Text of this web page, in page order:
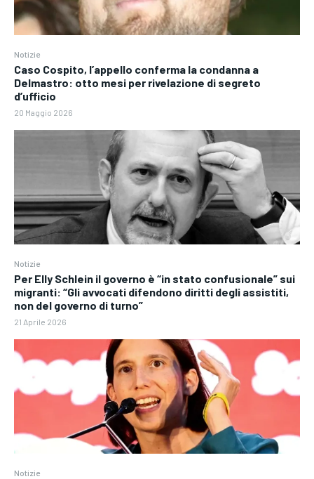
Notizie
Caso Cospito, l’appello conferma la condanna a
Delmastro: otto mesi per rivelazione di segreto
d’ufficio
20 Maggio 2026
Notizie
Per Elly Schlein il governo è “in stato confusionale” sui
migranti: “Gli avvocati difendono diritti degli assistiti,
non del governo di turno”
21 Aprile 2026
Notizie